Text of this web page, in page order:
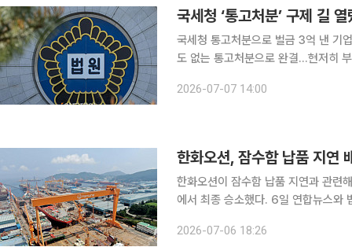
국세청 ‘통고처분’ 구제 길
국세청 통고처분으로 벌금 3억 낸 기
도 없는 통고처분으로 완결...현저히 부당” 불복 수단이 없어 ‘권리구제 사각지대’로 지
처분은 효력이 없고, 납부자가 낸 벌
2026-07-07 14:00
한화오션, 잠수함 납품 지연
한화오션이 잠수함 납품 지연과 관련
에서 최종 승소했다. 6일 연합뉴스와 법조계에 따르면 대법원 3부(주심 이숙연 대법관)는 한화오션
라"고 판결한 원심을 지난달 심리불
2026-07-06 18:26